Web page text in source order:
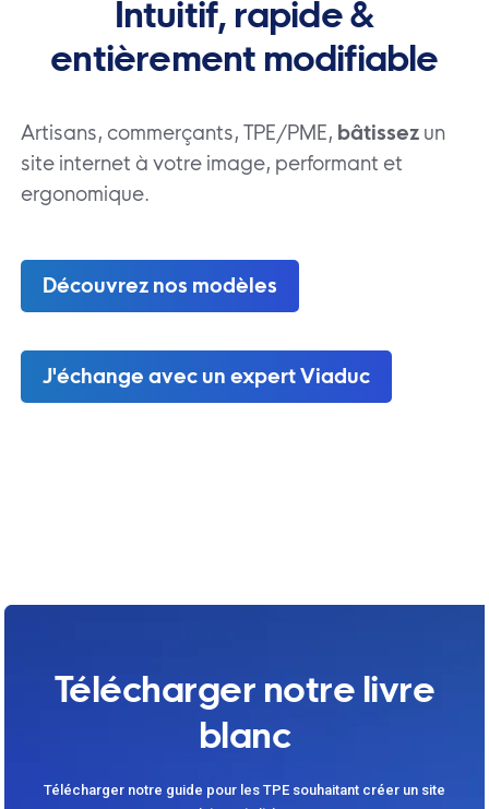
Intuitif, rapide &
entièrement modifiable
Artisans, commerçants, TPE/PME, bâtissez un
site internet à votre image, performant et
ergonomique.
Découvrez nos modèles
J'échange avec un expert Viaduc
Télécharger notre livre
blanc
Télécharger notre guide pour les TPE souhaitant créer un site